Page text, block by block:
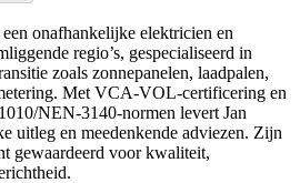
onafhankelijke elektricien en
regio’s, gespecialiseerd in
zoals zonnepanelen, laadpalen,
Met VCA‑VOL‑certificering en
NEN-3140-normen levert Jan
uitleg en meedenkende adviezen. Zijn
gewaardeerd voor kwaliteit,